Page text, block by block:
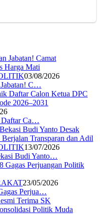
03/08/2026
C…
Daftar Ca…
13/07/2026
Budi Yanto…
23/05/2026
Perjua…